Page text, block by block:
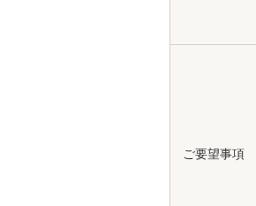
ご要望事項